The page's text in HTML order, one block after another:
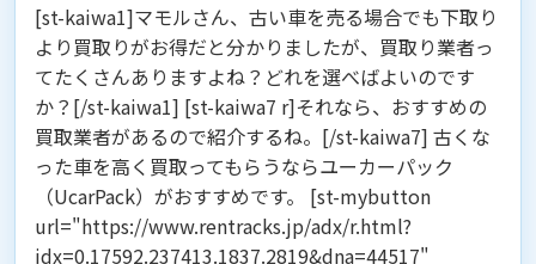
[st-kaiwa1]マモルさん、古い車を売る場合でも下取り
より買取りがお得だと分かりましたが、買取り業者っ
てたくさんありますよね？どれを選べばよいのです
か？[/st-kaiwa1] [st-kaiwa7 r]それなら、おすすめの
買取業者があるので紹介するね。[/st-kaiwa7] 古くな
った車を高く買取ってもらうならユーカーパック
（UcarPack） がおすすめです。 [st-mybutton
url="https://www.rentracks.jp/adx/r.html?
idx=0.17592.237413.1837.2819&dna=44517"